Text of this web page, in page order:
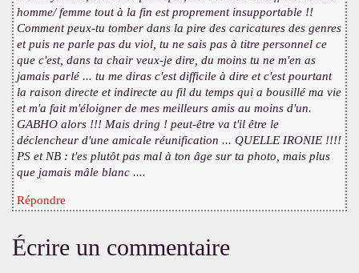
homme/ femme tout à la fin est proprement insupportable !!
Comment peux-tu tomber dans la pire des caricatures des genres
et puis ne parle pas du viol, tu ne sais pas à titre personnel ce
que c'est, dans ta chair veux-je dire, du moins tu ne m'en as
jamais parlé ... tu me diras c'est difficile à dire et c'est pourtant
la raison directe et indirecte au fil du temps qui a bousillé ma vie
et m'a fait m'éloigner de mes meilleurs amis au moins d'un.
GABHO alors !!! Mais dring ! peut-être va t'il être le
déclencheur d'une amicale réunification ... QUELLE IRONIE !!!!
PS et NB : t'es plutôt pas mal à ton âge sur ta photo, mais plus
que jamais mâle blanc ....
Répondre
Écrire un commentaire